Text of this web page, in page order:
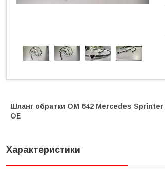
Шланг обратки OM 642 Mercedes
OE
Характеристики